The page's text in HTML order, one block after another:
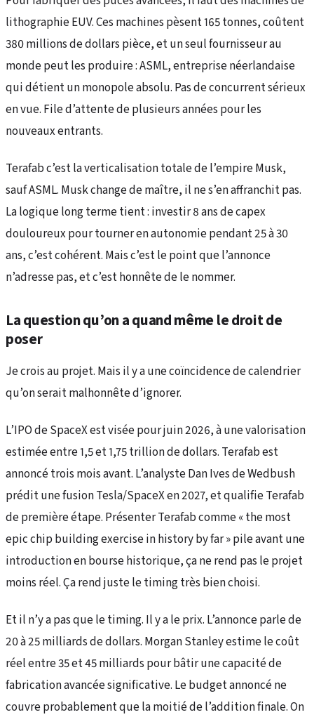
lithographie EUV. Ces machines pèsent 165 tonnes, coûtent
380 millions de dollars pièce, et un seul fournisseur au
monde peut les produire : ASML, entreprise néerlandaise
qui détient un monopole absolu. Pas de concurrent sérieux
en vue. File d’attente de plusieurs années pour les
nouveaux entrants.
Terafab c’est la verticalisation totale de l’empire Musk,
sauf ASML. Musk change de maître, il ne s’en affranchit pas.
La logique long terme tient : investir 8 ans de capex
douloureux pour tourner en autonomie pendant 25 à 30
ans, c’est cohérent. Mais c’est le point que l’annonce
n’adresse pas, et c’est honnête de le nommer.
La question qu’on a quand même le droit de
poser
Je crois au projet. Mais il y a une coïncidence de calendrier
qu’on serait malhonnête d’ignorer.
L’IPO de SpaceX est visée pour juin 2026, à une valorisation
estimée entre 1,5 et 1,75 trillion de dollars. Terafab est
annoncé trois mois avant. L’analyste Dan Ives de Wedbush
prédit une fusion Tesla/SpaceX en 2027, et qualifie Terafab
de première étape. Présenter Terafab comme « the most
epic chip building exercise in history by far » pile avant une
introduction en bourse historique, ça ne rend pas le projet
moins réel. Ça rend juste le timing très bien choisi.
Et il n’y a pas que le timing. Il y a le prix. L’annonce parle de
20 à 25 milliards de dollars. Morgan Stanley estime le coût
réel entre 35 et 45 milliards pour bâtir une capacité de
fabrication avancée significative. Le budget annoncé ne
couvre probablement que la moitié de l’addition finale. On